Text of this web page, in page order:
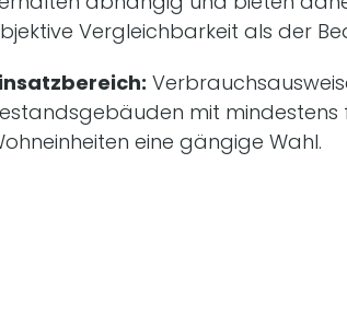
Vergleichbarkeit als der
mit mindestens
eine gängige Wahl.